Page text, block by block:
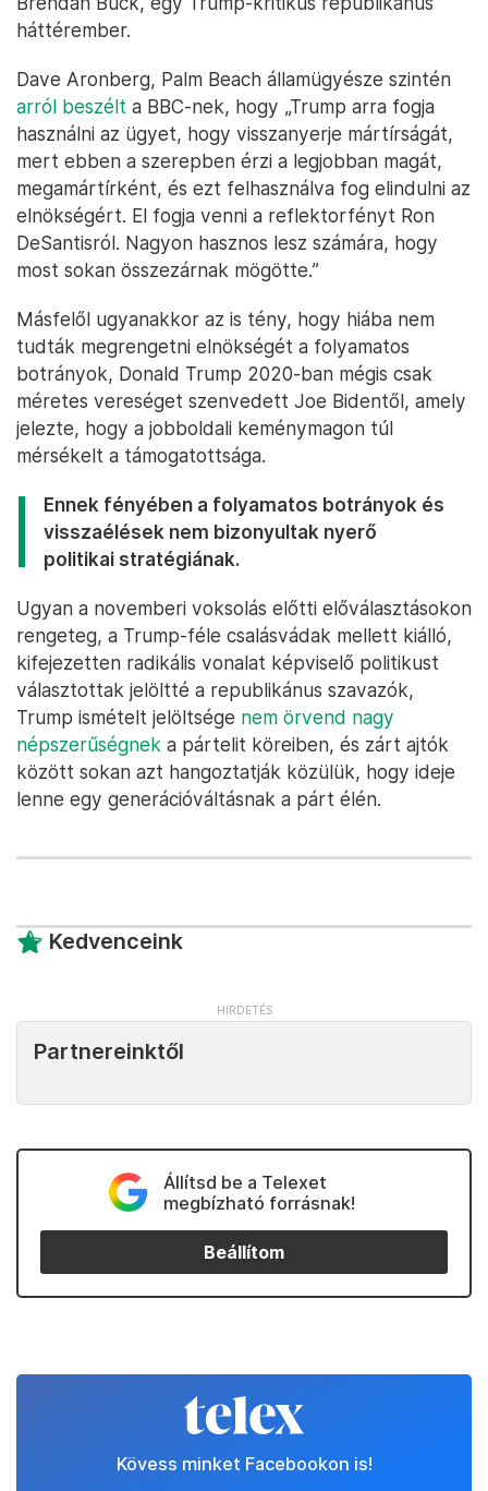
háttérember.
Dave Aronberg, Palm Beach államügyésze szintén
arról beszélt a BBC-nek, hogy „Trump arra fogja
használni az ügyet, hogy visszanyerje mártírságát,
mert ebben a szerepben érzi a legjobban magát,
megamártírként, és ezt felhasználva fog elindulni az
elnökségért. El fogja venni a reflektorfényt Ron
DeSantisról. Nagyon hasznos lesz számára, hogy
most sokan összezárnak mögötte.”
Másfelől ugyanakkor az is tény, hogy hiába nem
tudták megrengetni elnökségét a folyamatos
botrányok, Donald Trump 2020-ban mégis csak
méretes vereséget szenvedett Joe Bidentől, amely
jelezte, hogy a jobboldali keménymagon túl
mérsékelt a támogatottsága.
Ennek fényében a folyamatos botrányok és
visszaélések nem bizonyultak nyerő
politikai stratégiának.
Ugyan a novemberi voksolás előtti előválasztásokon
rengeteg, a Trump-féle csalásvádak mellett kiálló,
kifejezetten radikális vonalat képviselő politikust
választottak jelöltté a republikánus szavazók,
Trump ismételt jelöltsége nem örvend nagy
népszerűségnek a pártelit köreiben, és zárt ajtók
között sokan azt hangoztatják közülük, hogy ideje
lenne egy generációváltásnak a párt élén.
Kedvenceink
Partnereinktől
Állítsd be a Telexet
megbízható forrásnak!
Beállítom
Kövess minket Facebookon is!